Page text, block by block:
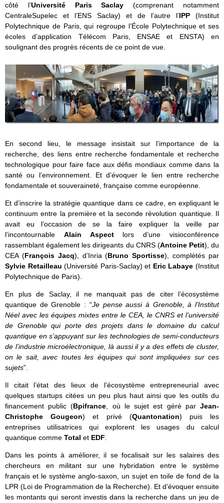
côté l’Université Paris Saclay(comprenant notamment
CentraleSupelec et l’ENS Saclay) et de l’autre l’IPP (Institut
Polytechnique de Paris, qui regroupe l’École Polytechnique et ses
écoles d’application Télécom Paris, ENSAE et ENSTA) en
soulignant des progrès récents de ce point de vue.
En second lieu, le message insistait sur l’importance de la
recherche, des liens entre recherche fondamentale et recherche
technologique pour faire face aux défis mondiaux comme dans la
santé ou l’environnement. Et d’évoquer le lien entre recherche
fondamentale et souveraineté, française comme européenne.
Et d’inscrire la stratégie quantique dans ce cadre, en expliquant le
continuum entre la première et la seconde révolution quantique. Il
avait eu l’occasion de se la faire expliquer la veille par
l’incontournable Alain Aspect lors d’une visioconférence
rassemblant également les dirigeants du CNRS (Antoine Petit), du
CEA (François Jacq), d’Inria (Bruno Sportisse), complétés par
Sylvie Retailleau (Université Paris-Saclay) et Eric Labaye(Institut
Polytechnique de Paris).
En plus de Saclay, il ne manquait pas de citer l’écosystème
quantique de Grenoble : “Je pense aussi à Grenoble, à l’Institut
Néel avec les équipes mixtes entre le CEA, le CNRS et l’université
de Grenoble qui porte des projets dans le domaine du calcul
quantique en s’appuyant sur les technologies de semi-conducteurs
de l’industrie microélectronique, là aussi il y a des effets de cluster,
on le sait, avec toutes les équipes qui sont impliquées sur ces
sujets”.
Il citait l’état des lieux de l’écosystème entrepreneurial avec
quelques startups citées un peu plus haut ainsi que les outils du
financement public (Bpifrance , où le sujet est géré parJean-
Christophe Gougeon) et privé (Quantonation) puis les
entreprises utilisatrices qui explorent les usages du calcul
quantique comme Total et EDF
Dans les points à améliorer, il se focalisait sur les salaires des
chercheurs en militant sur une hybridation entre le système
français et le système anglo-saxon, un sujet en toile de fond de la
LPR (Loi de Programmation de la Recherche). Et d’évoquer ensuite
les montants qui seront investis dans la recherche dans un jeu de